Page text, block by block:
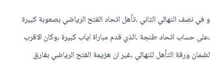
و في نصف النهائي الثاني ،تأهل اتحاد الفتح الرياضي بصعوبة كبيرة
،على حساب اتحاد طنجة ،الذي قدم مباراة اياب كبيرة ،وكان الاقرب
لضمان ورقة التأهل للنهائي ،غير ان هزيمة الفتح الرياضي بفارق